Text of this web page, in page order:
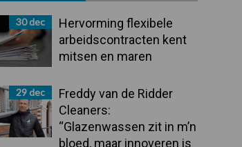
30 dec
Hervorming flexibele
arbeidscontracten kent
mitsen en maren
29 dec
Freddy van de Ridder
Cleaners:
“Glazenwassen zit in m’n
bloed, maar innoveren is